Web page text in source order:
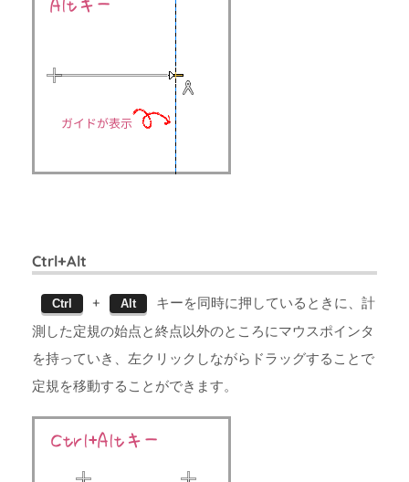
Ctrl+Alt
Ctrl + Alt
キーを同時に押しているときに、計
測した定規の始点と終点以外のところにマウスポインタ
を持っていき、左クリックしながらドラッグすることで
定規を移動することができます。